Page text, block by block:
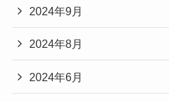
2024年9月
2024年8月
2024年6月